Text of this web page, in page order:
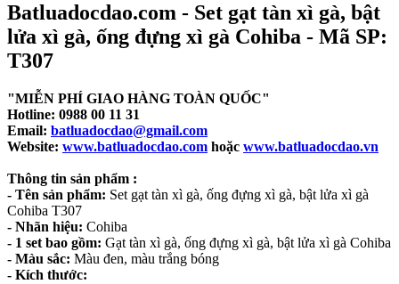
Batluadocdao.com - Set gạt tàn xì gà, bật
lửa xì gà, ống đựng xì gà Cohiba - Mã SP:
T307
"MIỄN PHÍ GIAO HÀNG TOÀN QUỐC"
Hotline: 0988 00 11 31
Email: batluadocdao@gmail.com
Website: www.batluadocdao.com hoặc www.batluadocdao.vn
Thông tin sản phẩm :
- Tên sản phẩm: Set gạt tàn xì gà, ống đựng xì gà, bật lửa xì gà
Cohiba T307
- Nhãn hiệu: Cohiba
- 1 set bao gồm: Gạt tàn xì gà, ống đựng xì gà, bật lửa xì gà Cohiba
- Màu sắc: Màu đen, màu trắng bóng
- Kích thước: